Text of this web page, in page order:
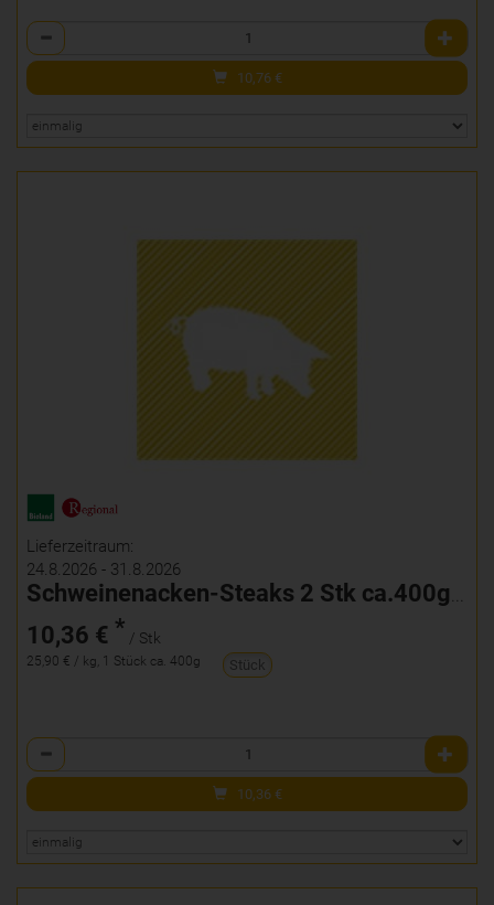
Anzahl
10,76 €
Lieferzeitraum:
24.8.2026 - 31.8.2026
Schweinenacken-Steaks 2 Stk ca.400g mariniert
10,36 € * / Stk
25,90 € / kg, 1 Stück ca. 400g Stück
Anzahl
10,36 €